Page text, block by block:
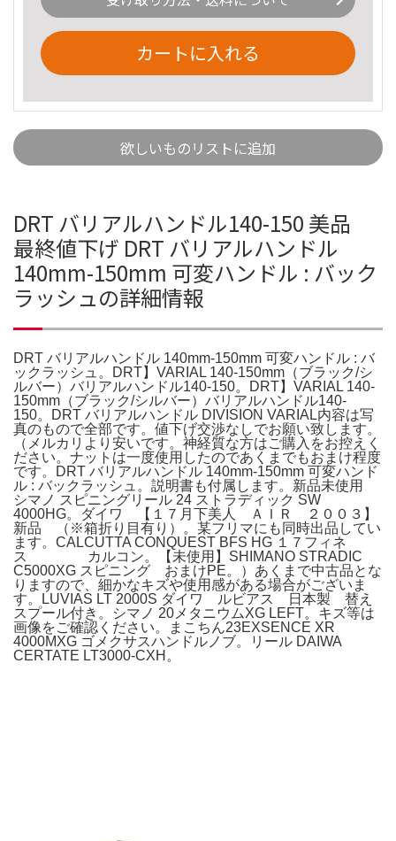
カートに入れる
欲しいものリストに追加
DRT バリアルハンドル140-150 美品
最終値下げ DRT バリアルハンドル
140mm-150mm 可変ハンドル : バック
ラッシュの詳細情報
DRT バリアルハンドル 140mm-150mm 可変ハンドル : バ
ックラッシュ。DRT】VARIAL 140-150mm（ブラック/シ
ルバー）バリアルハンドル140-150。DRT】VARIAL 140-
150mm（ブラック/シルバー）バリアルハンドル140-
150。DRT バリアルハンドル DIVISION VARIAL内容は写
真のもので全部です。値下げ交渉なしでお願い致します。
（メルカリより安いです。神経質な方はご購入をお控えく
ださい。ナットは一度使用したのであくまでもおまけ程度
です。DRT バリアルハンドル 140mm-150mm 可変ハンド
ル : バックラッシュ。説明書も付属します。新品未使用
シマノ スピニングリール 24 ストラディック SW
4000HG。ダイワ 【１７月下美人 ＡＩＲ ２００３】
新品 （※箱折り目有り）。某フリマにも同時出品してい
ます。CALCUTTA CONQUEST BFS HG １７フィネ
ス カルコン。【未使用】SHIMANO STRADIC
C5000XG スピニング おまけPE。）あくまで中古品とな
りますので、細かなキズや使用感がある場合がございま
す。LUVIAS LT 2000S ダイワ ルビアス 日本製 替え
スプール付き。シマノ 20メタニウムXG LEFT。キズ等は
画像をご確認ください。まこちん23EXSENCE XR
4000MXG ゴメクサスハンドルノブ。リール DAIWA
CERTATE LT3000-CXH。